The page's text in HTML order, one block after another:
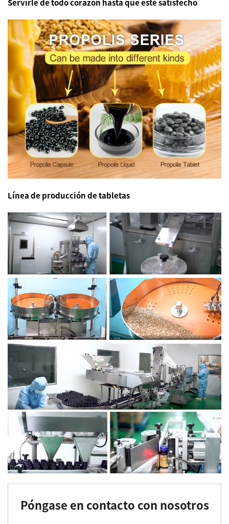
Servirle de todo corazón hasta que esté satisfecho
Línea de producción de tabletas
Póngase en contacto con nosotros